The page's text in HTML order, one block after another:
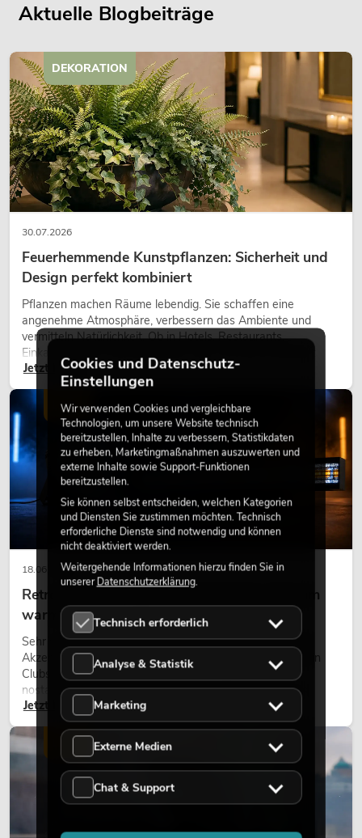
Aktuelle Blogbeiträge
30.07.2026
Feuerhemmende Kunstpflanzen: Sicherheit und
Design perfekt kombiniert
Pflanzen machen Räume lebendig. Sie schaffen eine
angenehme Atmosphäre, verbessern das Ambiente und
vermitteln Natürlichkeit. Ob in Hotels, Restaurants,
Einkaufszentren, Bürogebäuden oder auf Messeständen:
eine hochwertige Begrünung gehört heute längst zum
modernen Raumkonzept.
Jetzt lesen
DEKORATION
18.06.2026
Retro-Licht im modernen Lichtdesign: Warum
warmes Licht wieder wirkt
Sehr warmes Licht, sichtbare Leuchtflächen und farbige
Akzente prägen viele aktuelle Lichtdesigns auf Bühnen, in
Clubs und bei Events. Retro-Licht ist dabei kein rein
nostalgischer Effekt, sondern ein bewusst eingesetztes
Gestaltungsmittel: Es schafft Atmosphäre, gibt Szenen
Charakter und kann technische LED-Setups emotionaler
wirken lassen.
Jetzt lesen
LICHT
LICHT
Cookies und Datenschutz-
Einstellungen
Wir verwenden Cookies und vergleichbare
Technologien, um unsere Website technisch
bereitzustellen, Inhalte zu verbessern, Statistikdaten
zu erheben, Marketingmaßnahmen auszuwerten und
externe Inhalte sowie Support-Funktionen
bereitzustellen.
Sie können selbst entscheiden, welchen Kategorien
und Diensten Sie zustimmen möchten. Technisch
erforderliche Dienste sind notwendig und können
nicht deaktiviert werden.
Weitergehende Informationen hierzu finden Sie in
unsererDatenschutzerklärung.
Technisch erforderlich
Analyse & Statistik
Marketing
Externe Medien
Chat & Support